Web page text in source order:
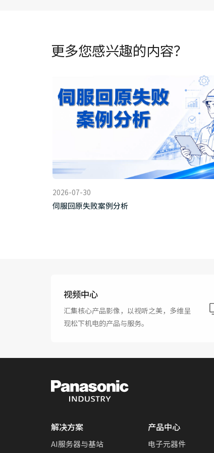
更多您感兴趣的内容？
2026-07-30
伺服回原失败案例分析
视频中心
汇集核心产品影像，以视听之美，多维呈
现松下机电的产品与服务。
解决方案
AI服务器与基站
产品中心
电子元器件